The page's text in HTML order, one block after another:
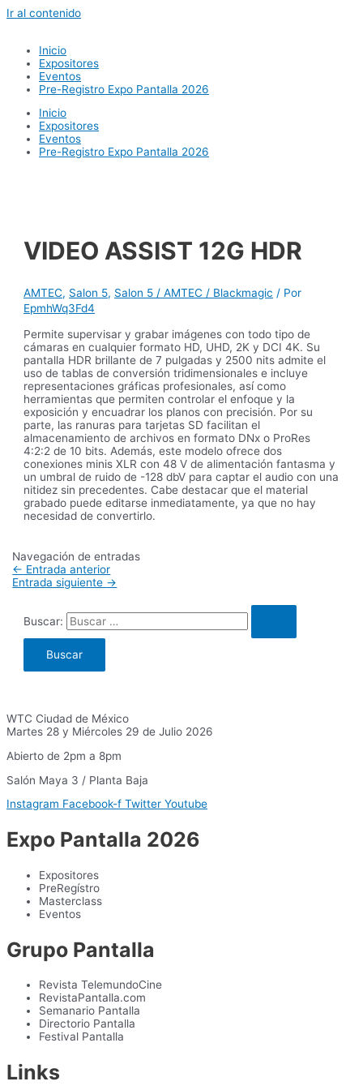
Ir al contenido
Inicio
Expositores
Eventos
Pre-Registro Expo Pantalla 2026
Inicio
Expositores
Eventos
Pre-Registro Expo Pantalla 2026
VIDEO ASSIST 12G HDR
AMTEC, Salon 5, Salon 5 / AMTEC / Blackmagic / Por
EpmhWq3Fd4
Permite supervisar y grabar imágenes con todo tipo de
cámaras en cualquier formato HD, UHD, 2K y DCI 4K. Su
pantalla HDR brillante de 7 pulgadas y 2500 nits admite el
uso de tablas de conversión tridimensionales e incluye
representaciones gráficas profesionales, así como
herramientas que permiten controlar el enfoque y la
exposición y encuadrar los planos con precisión. Por su
parte, las ranuras para tarjetas SD facilitan el
almacenamiento de archivos en formato DNx o ProRes
4:2:2 de 10 bits. Además, este modelo ofrece dos
conexiones minis XLR con 48 V de alimentación fantasma y
un umbral de ruido de -128 dbV para captar el audio con una
nitidez sin precedentes. Cabe destacar que el material
grabado puede editarse inmediatamente, ya que no hay
necesidad de convertirlo.
Navegación de entradas
← Entrada anterior
Entrada siguiente →
Buscar:
WTC Ciudad de México
Martes 28 y Miércoles 29 de Julio 2026
Abierto de 2pm a 8pm
Salón Maya 3 / Planta Baja
Instagram Facebook-f Twitter Youtube
Expo Pantalla 2026
Expositores
PreRegístro
Masterclass
Eventos
Grupo Pantalla
Revista TelemundoCine
RevistaPantalla.com
Semanario Pantalla
Directorio Pantalla
Festival Pantalla
Links